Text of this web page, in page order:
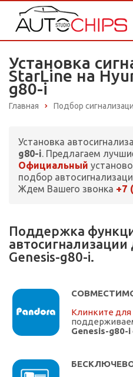
Установка
StarLine на
g80-i
Главная Подбор
Установка
g80-i. Предлагаем
Официальный
подбор
Ждем Вашего звонка +7
Поддержка
автосигнализации
Genesis-g80-i.
Клинките для
Genesis-g80-i